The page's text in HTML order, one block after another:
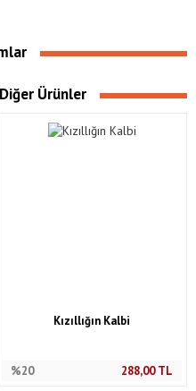
Ürünler
Kızıllığın Kalbi
%20 288,00TL